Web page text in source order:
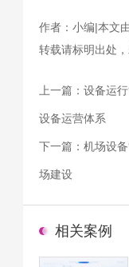
作者：小编|本文
转载请标明出处
上一篇： 设备运
设备运营体系
下一篇： 机场设
场建设
相关案例